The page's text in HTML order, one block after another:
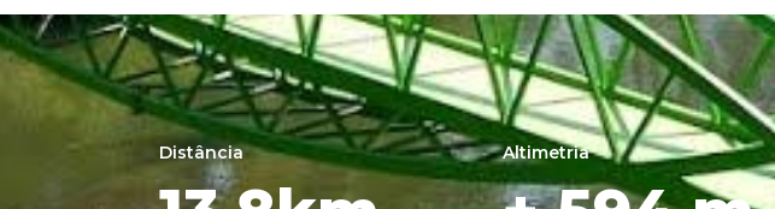
Distância Altimetria